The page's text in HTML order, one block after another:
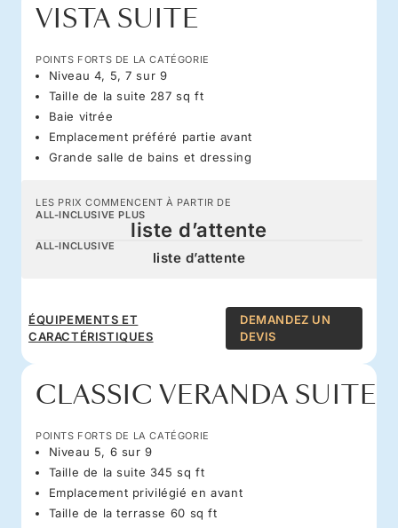
VISTA SUITE
POINTS FORTS DE LA CATÉGORIE
Niveau 4, 5, 7 sur 9
Taille de la suite 287 sq ft
Baie vitrée
Emplacement préféré partie avant
Grande salle de bains et dressing
LES PRIX COMMENCENT À PARTIR DE
ALL-INCLUSIVE PLUS
liste d’attente
ALL-INCLUSIVE
liste d’attente
ÉQUIPEMENTS ET
CARACTÉRISTIQUES
DEMANDEZ UN
DEVIS
CLASSIC VERANDA SUITE
POINTS FORTS DE LA CATÉGORIE
Niveau 5, 6 sur 9
Taille de la suite 345 sq ft
Emplacement privilégié en avant
Taille de la terrasse 60 sq ft